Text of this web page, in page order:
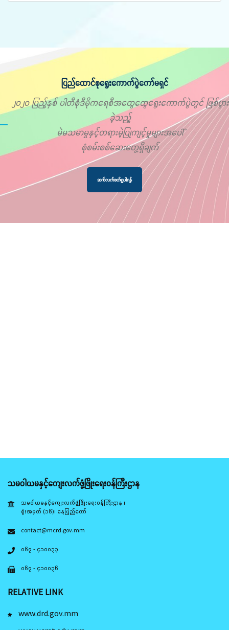
ပြည်ထောင်စုရွေးကောက်ပွဲကော်မရှင်
၂၀၂၀ ပြည့်နှစ် ပါတီစုံဒီမိုကရေစီအထွေထွေရွေးကောက်ပွဲတွင် ဖြစ်ပွား
ခဲ့သည့်
မဲမသမာမှုနှင့်တရားမဲ့ပြုကျင့်မှုများအပေါ်
စုံစမ်းစစ်ဆေးတွေ့ရှိချက်
ဆက်လက်ဖတ်ရှုပါရန်
သမဝါယမနှင့်ကျေးလက်ဖွံ့ဖြိုးရေးဝန်ကြီးဌာန
သမဝါယမနှင့်ကျေးလက်ဖွံ့ဖြိုးရေးဝန်ကြီးဌာန ၊
ရုံးအမှတ် (၁၆)၊ နေပြည်တော်
contact@mcrd.gov.mm
၀၆၇ - ၄၁၀၀၃၃
၀၆၇ - ၄၁၀၀၃၆
RELATIVE LINK
www.drd.gov.mm